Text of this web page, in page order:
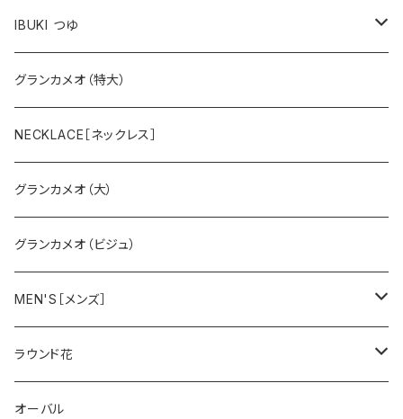
スミレ
バラ
スズラン
IBUKI つゆ
大
小
グランカメオ（特大）
NECKLACE［ネックレス］
グランカメオ（大）
グランカメオ（ビジュ）
MEN'S［メンズ］
ペガサス
ゴールドライオン
ラウンド花
スミレ
オーバル